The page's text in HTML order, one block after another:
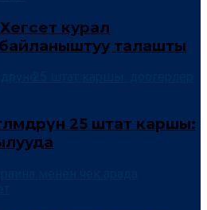
курал
талашты
25 штат каршы: